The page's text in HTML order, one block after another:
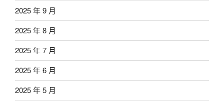
2025 年 9 月
2025 年 8 月
2025 年 7 月
2025 年 6 月
2025 年 5 月